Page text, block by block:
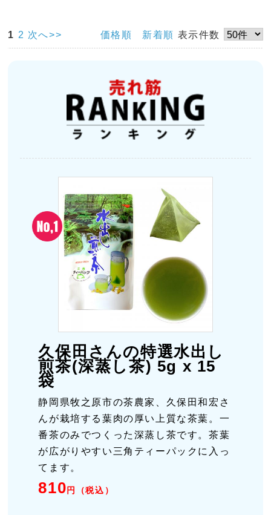
価格順 新着順 表示件数
1 2 次へ>>
久保田さんの特選水出し
煎茶(深蒸し茶) 5g x 15
袋
静岡県牧之原市の茶農家、久保田和宏さ
んが栽培する葉肉の厚い上質な茶葉。一
番茶のみでつくった深蒸し茶です。茶葉
が広がりやすい三角ティーパックに入っ
てます。
810 円（税込）